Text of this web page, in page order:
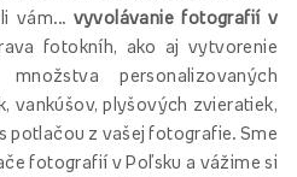
vám... vyvolávanie fotografií v
fotokníh, ako aj vytvorenie
personalizovaných
vankúšov, plyšových zvieratiek,
potlačou z vašej fotografie. Sme
fotografií v Poľsku a vážime si